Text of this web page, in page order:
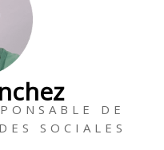
DE
SOCIALES